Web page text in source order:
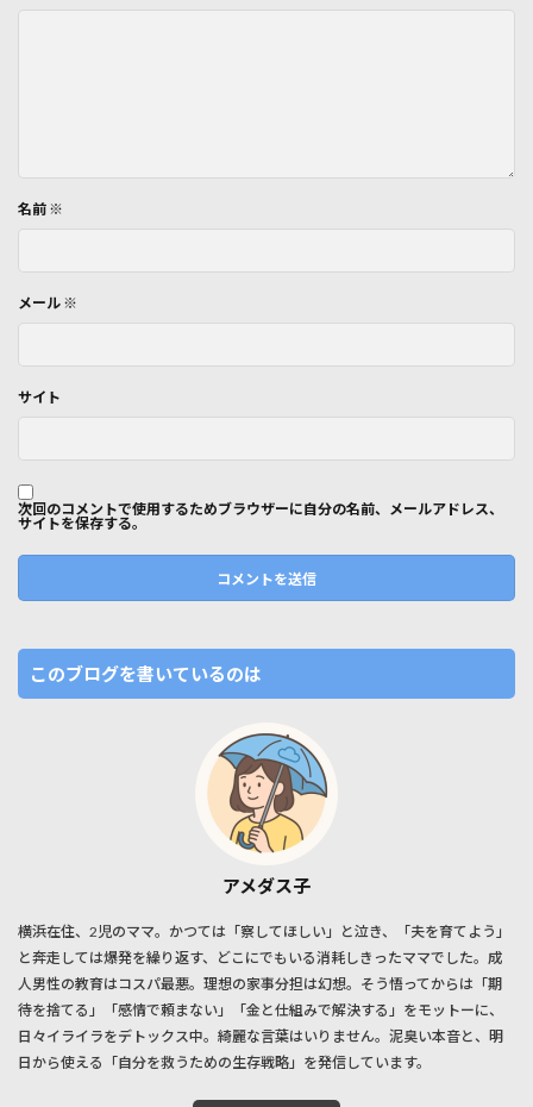
名前 ※
メール ※
サイト
次回のコメントで使用するためブラウザーに自分の名前、メールアドレス、
サイトを保存する。
このブログを書いているのは
アメダス子
横浜在住、2児のママ。かつては「察してほしい」と泣き、「夫を育てよう」
と奔走しては爆発を繰り返す、どこにでもいる消耗しきったママでした。成
人男性の教育はコスパ最悪。理想の家事分担は幻想。そう悟ってからは「期
待を捨てる」「感情で頼まない」「金と仕組みで解決する」をモットーに、
日々イライラをデトックス中。綺麗な言葉はいりません。泥臭い本音と、明
日から使える「自分を救うための生存戦略」を発信しています。